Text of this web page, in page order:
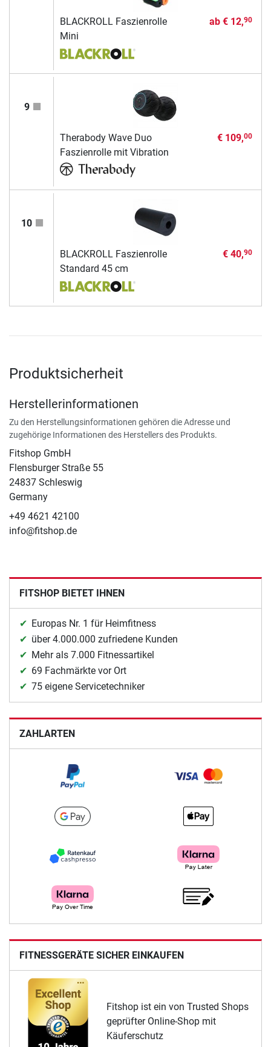
BLACKROLL Faszienrolle
Mini
ab € 12,90
9
Therabody Wave Duo
Faszienrolle mit Vibration
€ 109,00
10
BLACKROLL Faszienrolle
Standard 45 cm
€ 40,90
Produktsicherheit
Herstellerinformationen
Zu den Herstellungsinformationen gehören die Adresse und
zugehörige Informationen des Herstellers des Produkts.
Fitshop GmbH
Flensburger Straße 55
24837 Schleswig
Germany
+49 4621 42100
info@fitshop.de
FITSHOP BIETET IHNEN
Europas Nr. 1 für Heimfitness
über 4.000.000 zufriedene Kunden
Mehr als 7.000 Fitnessartikel
69 Fachmärkte vor Ort
75 eigene Servicetechniker
ZAHLARTEN
FITNESSGERÄTE SICHER EINKAUFEN
Fitshop ist ein von Trusted Shops
geprüfter Online-Shop mit
Käuferschutz